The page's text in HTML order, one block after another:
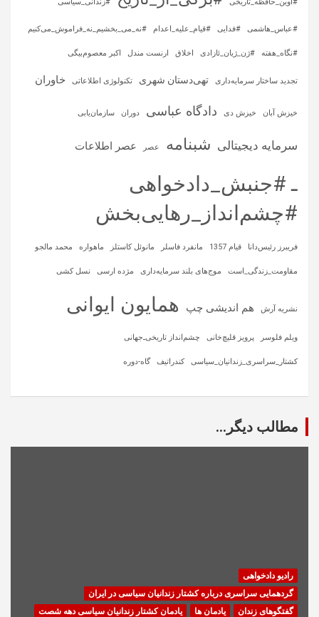
#عباس_هاشمی #فدایی #قیام_علیه_اعدام #نه_می_بخشیم_نه_فراموش_می‌کنیم
#نگاه_هفته #ژن_ژیان_ئازادی اخلاق ارنست مندل اکبر معصوم‌بیگی
تجدید ساختار سرمایه‌داری تهی‌دستان شهری تکنولوژی اطلاعاتی خاوران
خیزش آبان خیزش دی دادگاه عباسی دوران سازمان‌یابی
سرمایه‌ دیجیتالی شبنامه عصر عصر اطلاعات
ـ #جنبش_دادخواهی
#چشم‌انداز_رهایی‌بخش
فریبرز رئیس‌دانا قیام 1357 مانفرد فاسلر مانوئل کاستلز ماهواره‌ محمد مالجو
مقاومت_زندگی_است موج‌های بلند سرمایه‌داری مژده ارسی نسل کشی
نشریه آرش هم اندیشی چپ همایون ایوانی
ویلم فلوسر پرویز قلیچ‌خانی چشم‌انداز تاریخی‌ـ‌جهانی
کشتار_سراسری_زندانیان_سیاسی کندراتیف گاه-دوره
مطالب دیگر...
رادیو دادخواهی
گردهمایی سراسری درباره کشتار زندانیان سیاسی در ایران
گفتگوهای زندان
یادمان ها یادمان کشتار زندانیان سیاسی دهه شصت